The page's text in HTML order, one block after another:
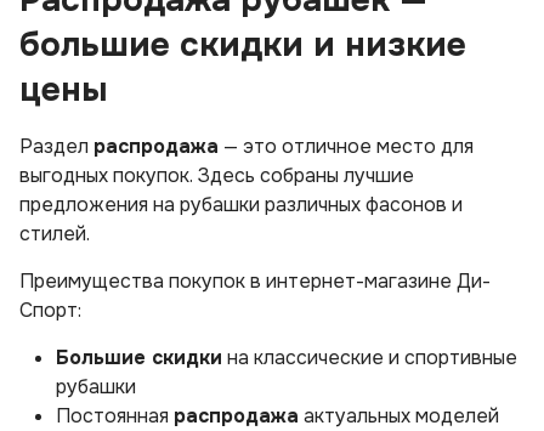
большие скидки и низкие
цены
Раздел распродажа — это отличное место для
выгодных покупок. Здесь собраны лучшие
предложения на рубашки различных фасонов и
стилей.
Преимущества покупок в интернет-магазине Ди-
Спорт:
Большие скидки на классические и спортивные
рубашки
Постоянная распродажа актуальных моделей